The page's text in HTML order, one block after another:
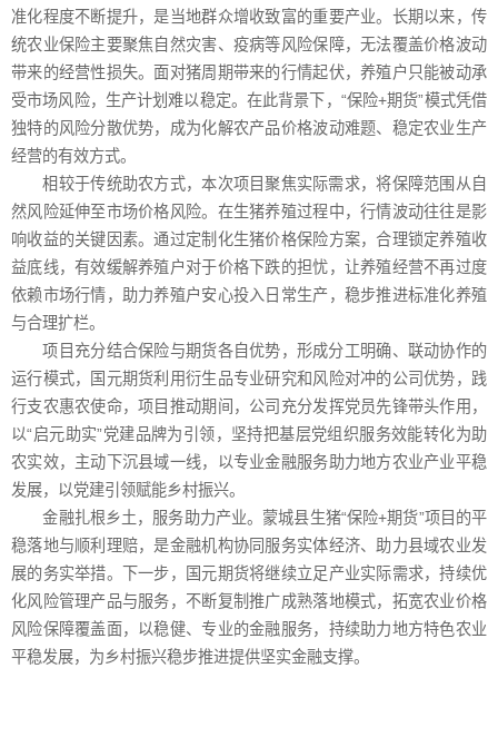
准化程度不断提升，是当地群众增收致富的重要产业。长期以来，传
统农业保险主要聚焦自然灾害、疫病等风险保障，无法覆盖价格波动
带来的经营性损失。面对猪周期带来的行情起伏，养殖户只能被动承
受市场风险，生产计划难以稳定。在此背景下，“保险+期货”模式凭借
独特的风险分散优势，成为化解农产品价格波动难题、稳定农业生产
经营的有效方式。
相较于传统助农方式，本次项目聚焦实际需求，将保障范围从自
然风险延伸至市场价格风险。在生猪养殖过程中，行情波动往往是影
响收益的关键因素。通过定制化生猪价格保险方案，合理锁定养殖收
益底线，有效缓解养殖户对于价格下跌的担忧，让养殖经营不再过度
依赖市场行情，助力养殖户安心投入日常生产，稳步推进标准化养殖
与合理扩栏。
项目充分结合保险与期货各自优势，形成分工明确、联动协作的
运行模式，国元期货利用衍生品专业研究和风险对冲的公司优势，践
行支农惠农使命，项目推动期间，公司充分发挥党员先锋带头作用，
以“启元助实”党建品牌为引领，坚持把基层党组织服务效能转化为助
农实效，主动下沉县域一线，以专业金融服务助力地方农业产业平稳
发展，以党建引领赋能乡村振兴。
金融扎根乡土，服务助力产业。蒙城县生猪“保险+期货”项目的平
稳落地与顺利理赔，是金融机构协同服务实体经济、助力县域农业发
展的务实举措。下一步，国元期货将继续立足产业实际需求，持续优
化风险管理产品与服务，不断复制推广成熟落地模式，拓宽农业价格
风险保障覆盖面，以稳健、专业的金融服务，持续助力地方特色农业
平稳发展，为乡村振兴稳步推进提供坚实金融支撑。